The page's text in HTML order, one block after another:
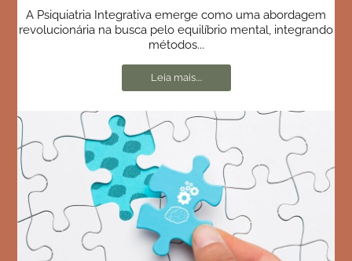
A Psiquiatria Integrativa emerge como uma abordagem
revolucionária na busca pelo equilíbrio mental, integrando
métodos...
Leia mais....